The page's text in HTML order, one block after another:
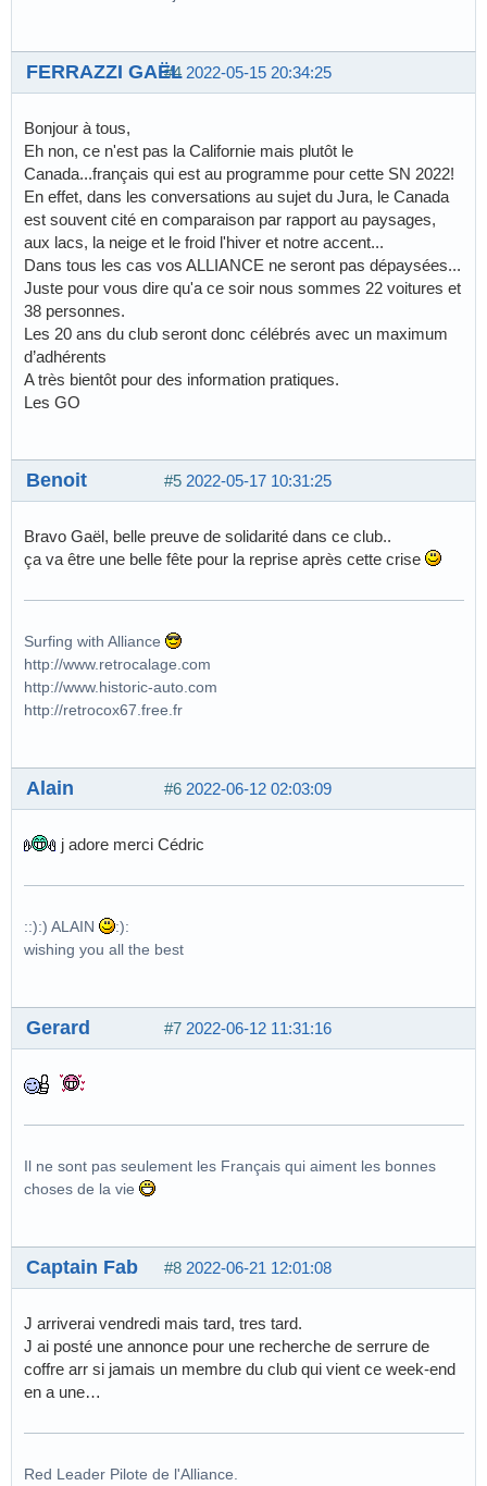
#4 2022-05-15 20:34:25
FERRAZZI GAËL
Bonjour à tous,
Eh non, ce n'est pas la Californie mais plutôt le
Canada...français qui est au programme pour cette SN 2022!
En effet, dans les conversations au sujet du Jura, le Canada
est souvent cité en comparaison par rapport au paysages,
aux lacs, la neige et le froid l'hiver et notre accent...
Dans tous les cas vos ALLIANCE ne seront pas dépaysées...
Juste pour vous dire qu'a ce soir nous sommes 22 voitures et
38 personnes.
Les 20 ans du club seront donc célébrés avec un maximum
d’adhérents
A très bientôt pour des information pratiques.
Les GO
#5 2022-05-17 10:31:25
Benoit
Bravo Gaël, belle preuve de solidarité dans ce club..
ça va être une belle fête pour la reprise après cette crise
Surfing with Alliance
http://www.retrocalage.com
http://www.historic-auto.com
http://retrocox67.free.fr
#6 2022-06-12 02:03:09
Alain
j adore merci Cédric
::):) ALAIN
:):
wishing you all the best
#7 2022-06-12 11:31:16
Gerard
Il ne sont pas seulement les Français qui aiment les bonnes
choses de la vie
#8 2022-06-21 12:01:08
Captain Fab
J arriverai vendredi mais tard, tres tard.
J ai posté une annonce pour une recherche de serrure de
coffre arr si jamais un membre du club qui vient ce week-end
en a une…
Red Leader Pilote de l'Alliance.